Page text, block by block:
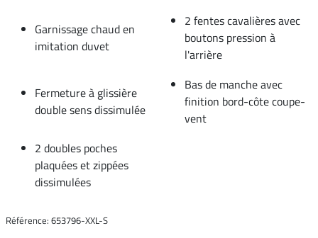
Garnissage chaud en
imitation duvet
2 fentes cavalières avec
boutons pression à
l'arrière
Fermeture à glissière
double sens dissimulée
Bas de manche avec
finition bord-côte coupe-
vent
2 doubles poches
plaquées et zippées
dissimulées
Référence: 653796-XXL-S